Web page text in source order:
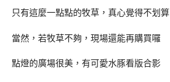
只有這麼一點點的牧草，真心覺得不划算
當然，若牧草不夠，現場還能再購買囉
點燈的廣場很美，有可愛水豚看版合影